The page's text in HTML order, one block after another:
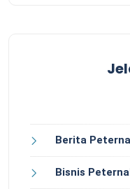
Berita
Bisnis